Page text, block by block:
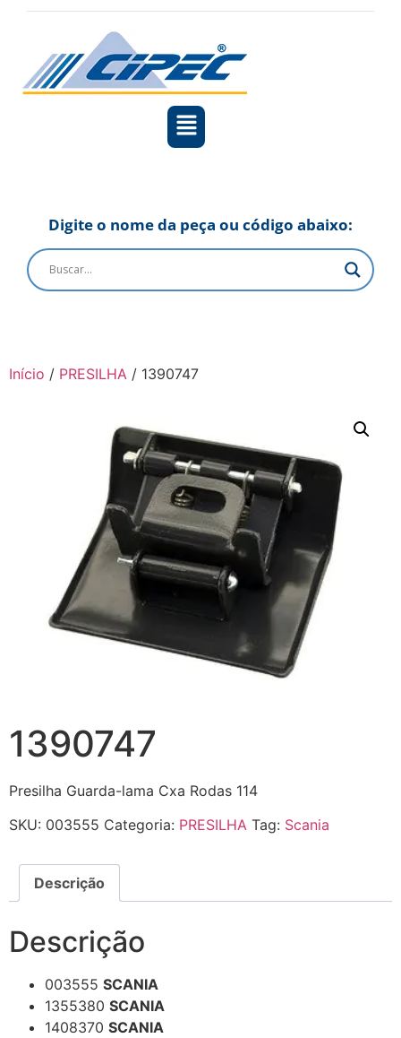
Digite o nome da peça ou código abaixo:
Início / PRESILHA / 1390747
1390747
Presilha Guarda-lama Cxa Rodas 114
SKU: 003555 Categoria: PRESILHA Tag: Scania
Descrição
Descrição
003555 SCANIA
1355380 SCANIA
1408370 SCANIA